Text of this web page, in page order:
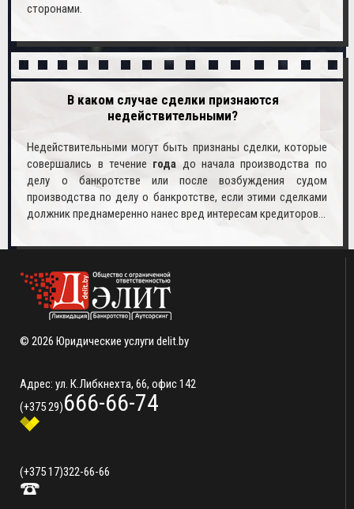
сторонами.
В каком случае сделки признаются
недействительными?
Недействительными могут быть признаны сделки, которые
совершались в течение года до начала производства по
делу о банкротстве или после возбуждения судом
производства по делу о банкротстве, если этими сделками
должник преднамеренно нанес вред интересам кредиторов…
© 2026 Юридические услуги delit.by
Адрес: ул. К.Либкнехта, 66, офис 142
(+375 29)666-66-74
(+375 17)322-66-66